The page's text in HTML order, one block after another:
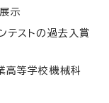
示
テストの過去入賞
業高等学校機械科